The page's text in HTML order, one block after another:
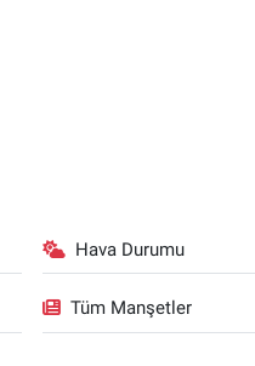
Hava Durumu
Tüm Manşetler